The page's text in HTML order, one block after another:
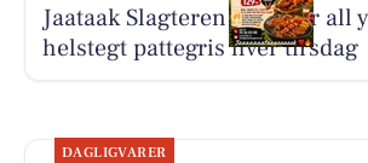
Jaataak Slagteren serverer all
helstegt pattegris hver tirsdag
DAGLIGVARER